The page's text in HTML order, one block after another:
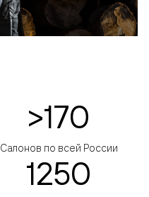
>170
Салонов по всей России
1250